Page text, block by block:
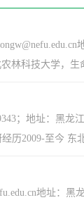
林科技大学，生
；地址：黑龙
历2009-至今 东
地址：